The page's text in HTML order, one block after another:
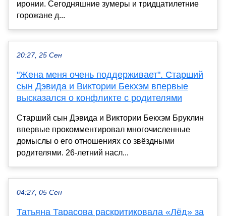
иронии. Сегодняшние зумеры и тридцатилетние
горожане д...
20:27, 25 Сен
"Жена меня очень поддерживает". Старший
сын Дэвида и Виктории Бекхэм впервые
высказался о конфликте с родителями
Старший сын Дэвида и Виктории Бекхэм Бруклин
впервые прокомментировал многочисленные
домыслы о его отношениях со звёздными
родителями. 26-летний насл...
04:27, 05 Сен
Татьяна Тарасова раскритиковала «Лёд» за